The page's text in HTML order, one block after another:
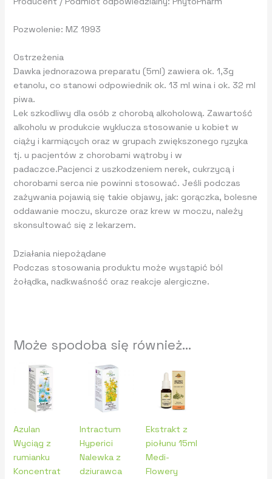
Pozwolenie: MZ 1993
Ostrzeżenia
Dawka jednorazowa preparatu (5ml) zawiera ok. 1,3g
etanolu, co stanowi odpowiednik ok. 13 ml wina i ok. 32 ml
piwa.
Lek szkodliwy dla osób z chorobą alkoholową. Zawartość
alkoholu w produkcie wyklucza stosowanie u kobiet w
ciąży i karmiących oraz w grupach zwiększonego ryzyka
tj. u pacjentów z chorobami wątroby i w
padaczce.Pacjenci z uszkodzeniem nerek, cukrzycą i
chorobami serca nie powinni stosować. Jeśli podczas
zażywania pojawią się takie objawy, jak: gorączka, bolesne
oddawanie moczu, skurcze oraz krew w moczu, należy
skonsultować się z lekarzem.
Działania niepożądane
Podczas stosowania produktu może wystąpić ból
żołądka, nadkwaśność oraz reakcje alergiczne.
Może spodoba się również…
Azulan
Wyciąg z
rumianku
Koncentrat
Intractum
Hyperici
Nalewka z
dziurawca
Ekstrakt z
piołunu 15ml
Medi-
Flowery